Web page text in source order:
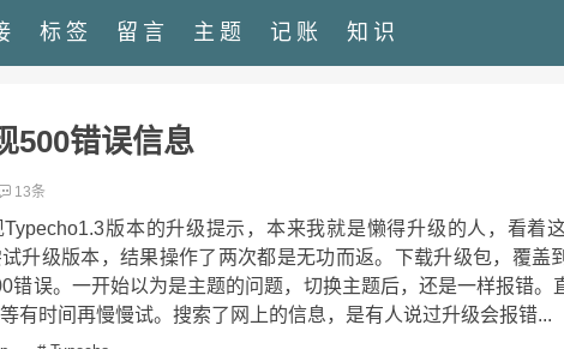
标签 留言 主题 记账 知识
500错误信息
13条
版本的升级提示，本来我就是懒得升级的人，看着
升级版本，结果操作了两次都是无功而返。下载升级包，覆盖
错误。一开始以为是主题的问题，切换主题后，还是一样报错。
有时间再慢慢试。搜索了网上的信息，是有人说过升级会报错...